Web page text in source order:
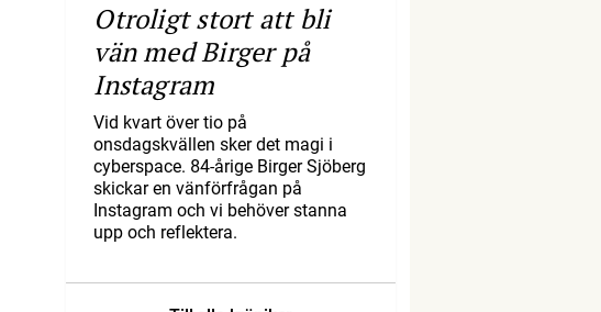
Otroligt stort att bli
vän med Birger på
Instagram
Vid kvart över tio på
onsdagskvällen sker det magi i
cyberspace. 84-årige Birger Sjöberg
skickar en vänförfrågan på
Instagram och vi behöver stanna
upp och reflektera.